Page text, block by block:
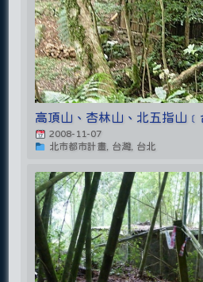
高頂山、杏林山、北五指山﹝
2008-11-07
北市都市計畫, 台灣, 台北